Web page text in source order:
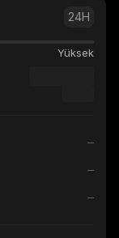
24H
Yüksek